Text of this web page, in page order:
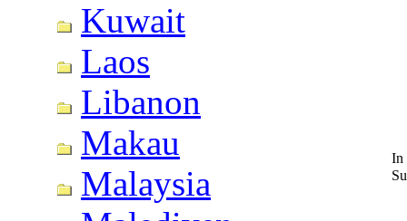
Kuwait
Laos
Libanon
Makau
Malaysia
In